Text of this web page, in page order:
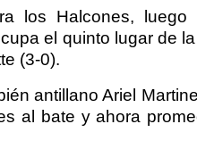
los Halcones,
el quinto lugar de
(3-0).
antillano Ariel
al bate y ahora